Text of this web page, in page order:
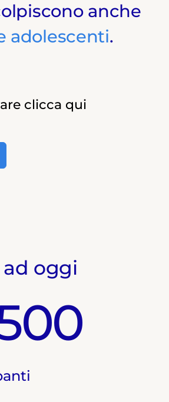
anche
adolescenti.
clicca qui
ad oggi